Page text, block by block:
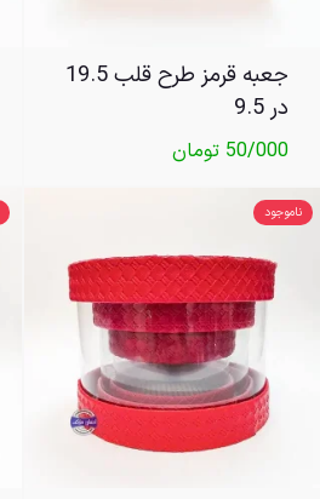
جعبه قرمز طرح قلب 19.5
در 9.5
50/000 تومان
ناموجود